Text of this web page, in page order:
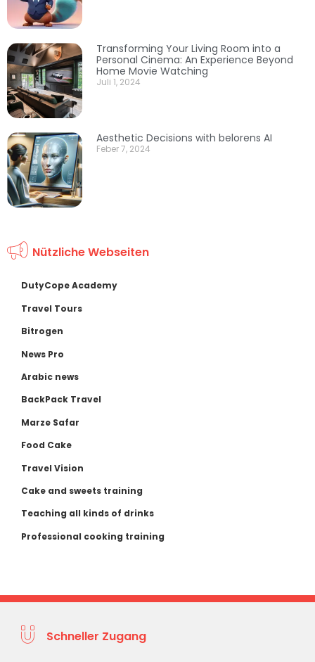
Transforming Your Living Room into a
Personal Cinema: An Experience Beyond
Home Movie Watching
Juli 1, 2024
Aesthetic Decisions with belorens AI
Feber 7, 2024
Nützliche Webseiten
DutyCope Academy
Travel Tours
Bitrogen
News Pro
Arabic news
BackPack Travel
Marze Safar
Food Cake
Travel Vision
Cake and sweets training
Teaching all kinds of drinks
Professional cooking training
Schneller Zugang